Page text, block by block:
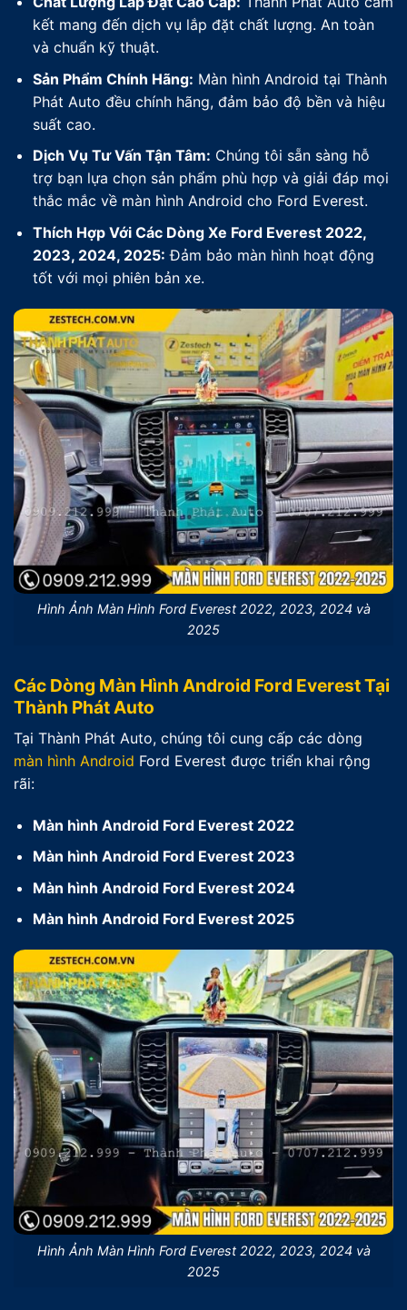
kết mang đến dịch vụ lắp đặt chất lượng. An toàn
và chuẩn kỹ thuật.
Sản Phẩm Chính Hãng: Màn hình Android tại Thành
Phát Auto đều chính hãng, đảm bảo độ bền và hiệu
suất cao.
Dịch Vụ Tư Vấn Tận Tâm: Chúng tôi sẵn sàng hỗ
trợ bạn lựa chọn sản phẩm phù hợp và giải đáp mọi
thắc mắc về màn hình Android cho Ford Everest.
Thích Hợp Với Các Dòng Xe Ford Everest 2022,
2023, 2024, 2025: Đảm bảo màn hình hoạt động
tốt với mọi phiên bản xe.
Hình Ảnh Màn Hình Ford Everest 2022, 2023, 2024 và
2025
Các Dòng Màn Hình Android Ford Everest Tại
Thành Phát Auto
Tại Thành Phát Auto, chúng tôi cung cấp các dòng
màn hình Android Ford Everest được triển khai rộng
rãi:
Màn hình Android Ford Everest 2022
Màn hình Android Ford Everest 2023
Màn hình Android Ford Everest 2024
Màn hình Android Ford Everest 2025
Hình Ảnh Màn Hình Ford Everest 2022, 2023, 2024 và
2025